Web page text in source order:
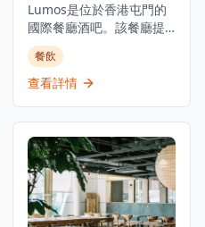
Lumos是位於香港屯門的
國際餐廳酒吧。該餐廳提
供晚餐、飲品,並有每日現
場音樂表演,氛圍愉悅。被
形容為屯門的都市綠洲,慶
務外,還設有水煙服務。餐
廳專門提供國際料理,招牌
菜包括澳洲牛柳和燒老虎
大蝦扒配意式蕃茄醬扁意
粉。這家餐廳酒吧隱藏在
餐飲
查看詳情